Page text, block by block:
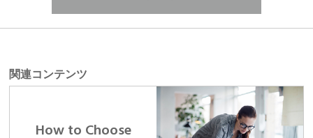
関連コンテンツ
How to Choose